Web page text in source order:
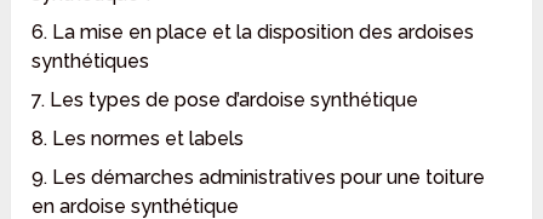
6. La mise en place et la disposition des ardoises
synthétiques
7. Les types de pose d’ardoise synthétique
8. Les normes et labels
9. Les démarches administratives pour une toiture
en ardoise synthétique